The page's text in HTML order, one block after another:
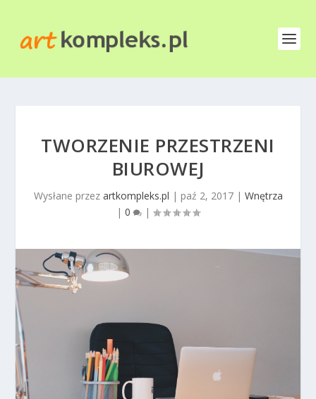
TWORZENIE PRZESTRZENI
BIUROWEJ
Wysłane przez artkompleks.pl | paź 2, 2017| Wnętrza
| 0 |